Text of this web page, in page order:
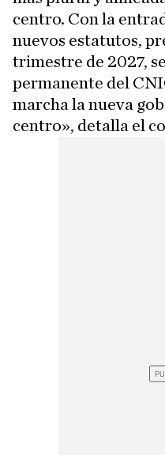
centro. Con la
nuevos estatutos,
trimestre de 2027,
permanente del
marcha la nueva
centro», detalla el